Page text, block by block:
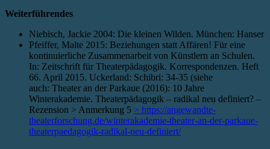
Weiterführendes
Niebisch, Jackie 2004: Die kleinen Wilden. München: Hanser
Pfeiffer, Malte 2015: Beziehungen statt Affären! Für eine
kontinuierliche Zusammenarbeit von Künstlern an Schulen.
In: Zeitschrift für Theaterpädagogik. Korrespondenzen. Heft
66. April 2015. Uckerland: Schibri: 34-35 (siehe
auch: Theater an der Parkaue (2016): 10 Jahre
Winterakademie. Theaterpädagogik – radikal neu definiert? –
Rezension > Anmerkung 5 > https://angewandte-
theaterforschung.de/winterakademie-theater-an-der-parkaue-
theaterpaedagogik-radikal-neu-definiert/